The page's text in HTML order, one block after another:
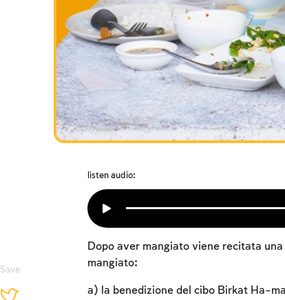
listen audio:
Save
Dopo aver mangiato viene recitata
mangiato:
a) la benedizione del cibo Birkat Ha-